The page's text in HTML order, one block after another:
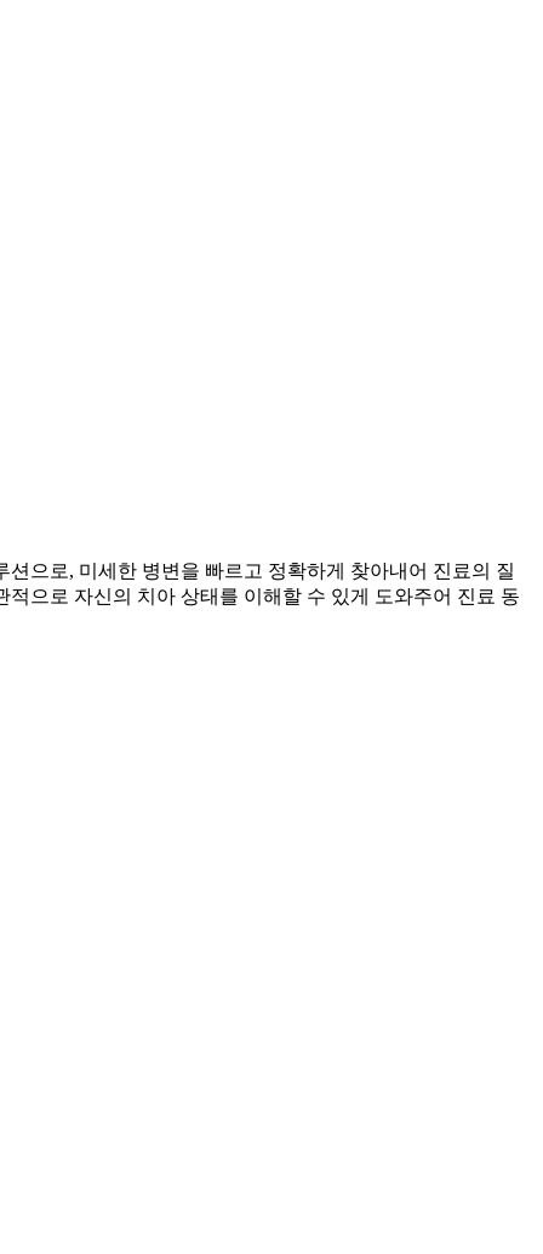
으로, 미세한 병변을 빠르고 정확하게 찾아내어 진료의 질
으로 자신의 치아 상태를 이해할 수 있게 도와주어 진료 동